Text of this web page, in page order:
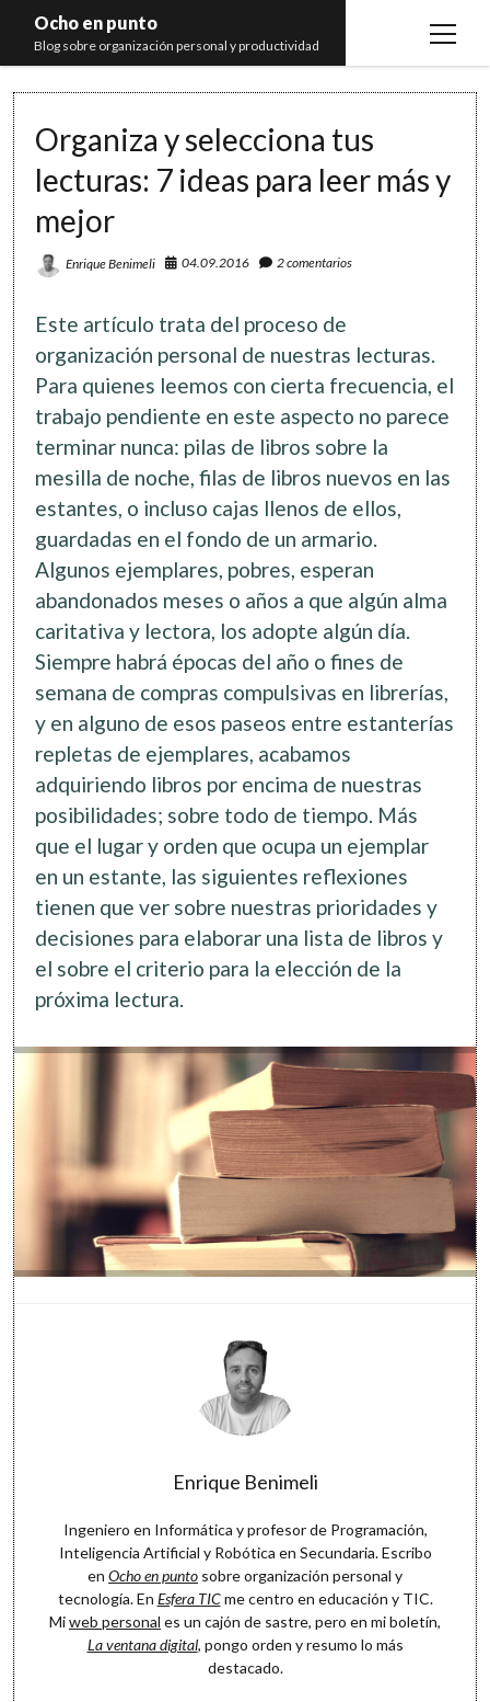
Ocho en punto
Blog sobre organización personal y productividad
open
Libros
Recomendaciones
Organiza y selecciona tus
lecturas: 7 ideas para leer más y
mejor
Enrique Benimeli 04.09.2016 2 comentarios
Este artículo trata del proceso de
organización personal de nuestras lecturas.
Para quienes leemos con cierta frecuencia, el
trabajo pendiente en este aspecto no parece
terminar nunca: pilas de libros sobre la
mesilla de noche, filas de libros nuevos en las
estantes, o incluso cajas llenos de ellos,
guardadas en el fondo de un armario.
Algunos ejemplares, pobres, esperan
abandonados meses o años a que algún alma
caritativa y lectora, los adopte algún día.
Siempre habrá épocas del año o fines de
semana de compras compulsivas en librerías,
y en alguno de esos paseos entre estanterías
repletas de ejemplares, acabamos
adquiriendo libros por encima de nuestras
posibilidades; sobre todo de tiempo. Más
que el lugar y orden que ocupa un ejemplar
en un estante, las siguientes reflexiones
tienen que ver sobre nuestras prioridades y
decisiones para elaborar una lista de libros y
el sobre el criterio para la elección de la
próxima lectura.
Enrique Benimeli
Ingeniero en Informática y profesor de Programación,
Inteligencia Artificial y Robótica en Secundaria. Escribo
en Ocho en punto sobre organización personal y
tecnología. En Esfera TICme centro en educación y TIC.
Miweb personal es un cajón de sastre, pero en mi boletín,
La ventana digital, pongo orden y resumo lo más
destacado.